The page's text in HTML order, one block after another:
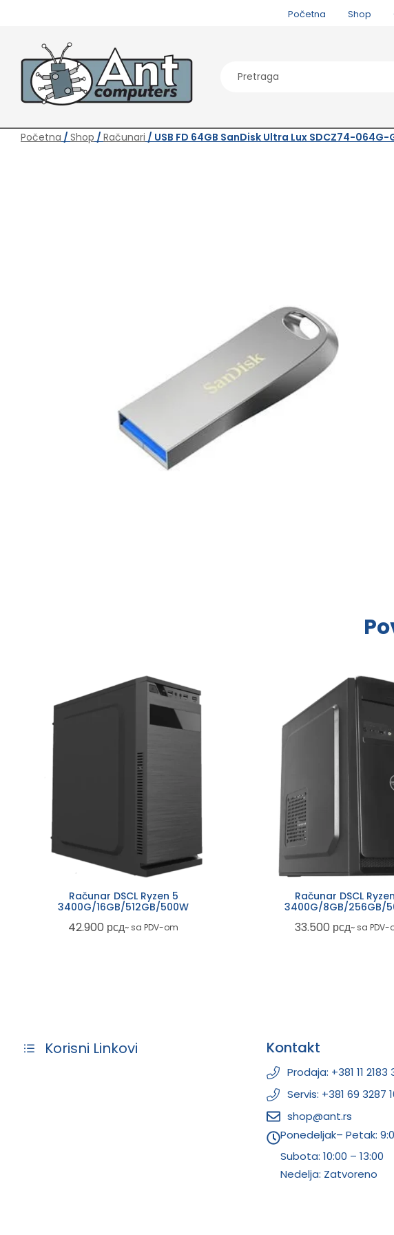
Početna Shop
Početna / Shop / Računari / USB FD 64GB SanDisk Ultra Lux SDCZ74-064G-
Računar DSCL Ryzen 5
3400G/16GB/512GB/500W
42.900 рсд~ sa PDV-om
Računar DSCL
3400G/8GB/256GB/
33.500 рсд~ sa PDV-
Korisni Linkovi Kontakt
Prodaja: +381 11 2183
Servis: +381 69 3287
shop@ant.rs
Ponedeljak– Petak:
Subota: 10:00 – 13:00
Nedelja: Zatvoreno